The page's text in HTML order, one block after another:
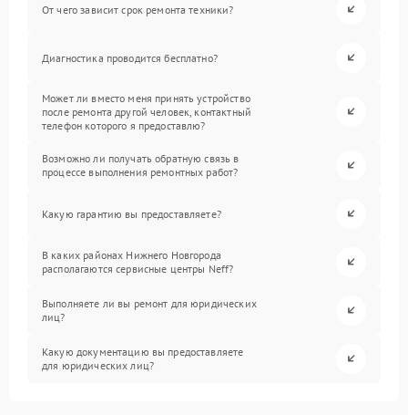
От чего зависит срок ремонта техники?
Диагностика проводится бесплатно?
Может ли вместо меня принять устройство
после ремонта другой человек, контактный
телефон которого я предоставлю?
Возможно ли получать обратную связь в
процессе выполнения ремонтных работ?
Какую гарантию вы предоставляете?
В каких районах Нижнего Новгорода
располагаются сервисные центры Neff?
Выполняете ли вы ремонт для юридических
лиц?
Какую документацию вы предоставляете
для юридических лиц?